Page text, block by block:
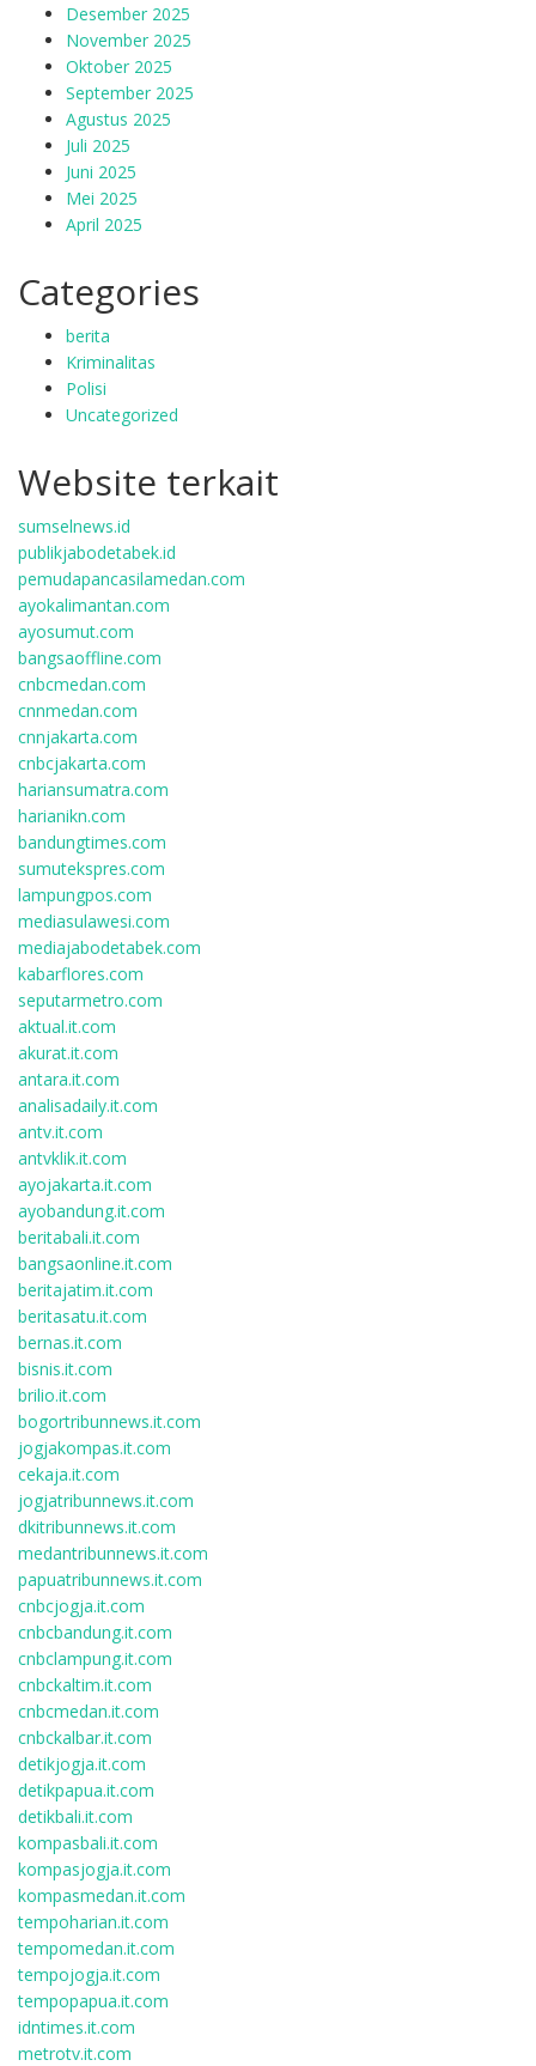
Desember 2025
November 2025
Oktober 2025
September 2025
Agustus 2025
Juli 2025
Juni 2025
Mei 2025
April 2025
Categories
berita
Kriminalitas
Polisi
Uncategorized
Website terkait
sumselnews.id
publikjabodetabek.id
pemudapancasilamedan.com
ayokalimantan.com
ayosumut.com
bangsaoffline.com
cnbcmedan.com
cnnmedan.com
cnnjakarta.com
cnbcjakarta.com
hariansumatra.com
harianikn.com
bandungtimes.com
sumutekspres.com
lampungpos.com
mediasulawesi.com
mediajabodetabek.com
kabarflores.com
seputarmetro.com
aktual.it.com
akurat.it.com
antara.it.com
analisadaily.it.com
antv.it.com
antvklik.it.com
ayojakarta.it.com
ayobandung.it.com
beritabali.it.com
bangsaonline.it.com
beritajatim.it.com
beritasatu.it.com
bernas.it.com
bisnis.it.com
brilio.it.com
bogortribunnews.it.com
jogjakompas.it.com
cekaja.it.com
jogjatribunnews.it.com
dkitribunnews.it.com
medantribunnews.it.com
papuatribunnews.it.com
cnbcjogja.it.com
cnbcbandung.it.com
cnbclampung.it.com
cnbckaltim.it.com
cnbcmedan.it.com
cnbckalbar.it.com
detikjogja.it.com
detikpapua.it.com
detikbali.it.com
kompasbali.it.com
kompasjogja.it.com
kompasmedan.it.com
tempoharian.it.com
tempomedan.it.com
tempojogja.it.com
tempopapua.it.com
idntimes.it.com
metrotv.it.com